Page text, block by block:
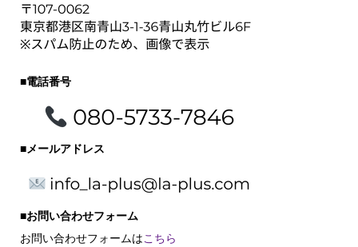
■電話番号
■メールアドレス
■お問い合わせフォーム
お問い合わせフォームはこちら